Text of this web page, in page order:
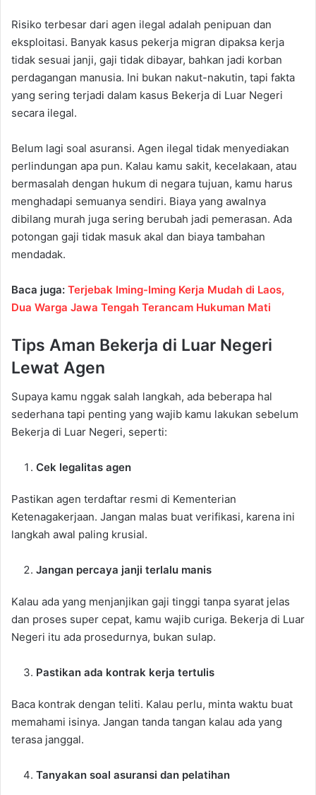
Risiko terbesar dari agen ilegal adalah penipuan dan
eksploitasi. Banyak kasus pekerja migran dipaksa kerja
tidak sesuai janji, gaji tidak dibayar, bahkan jadi korban
perdagangan manusia. Ini bukan nakut-nakutin, tapi fakta
yang sering terjadi dalam kasus Bekerja di Luar Negeri
secara ilegal.
Belum lagi soal asuransi. Agen ilegal tidak menyediakan
perlindungan apa pun. Kalau kamu sakit, kecelakaan, atau
bermasalah dengan hukum di negara tujuan, kamu harus
menghadapi semuanya sendiri. Biaya yang awalnya
dibilang murah juga sering berubah jadi pemerasan. Ada
potongan gaji tidak masuk akal dan biaya tambahan
mendadak.
Baca juga: Terjebak Iming-Iming Kerja Mudah di Laos,
Dua Warga Jawa Tengah Terancam Hukuman Mati
Tips Aman Bekerja di Luar Negeri
Lewat Agen
Supaya kamu nggak salah langkah, ada beberapa hal
sederhana tapi penting yang wajib kamu lakukan sebelum
Bekerja di Luar Negeri, seperti:
Cek legalitas agen
Pastikan agen terdaftar resmi di Kementerian
Ketenagakerjaan. Jangan malas buat verifikasi, karena ini
langkah awal paling krusial.
Jangan percaya janji terlalu manis
Kalau ada yang menjanjikan gaji tinggi tanpa syarat jelas
dan proses super cepat, kamu wajib curiga. Bekerja di Luar
Negeri itu ada prosedurnya, bukan sulap.
Pastikan ada kontrak kerja tertulis
Baca kontrak dengan teliti. Kalau perlu, minta waktu buat
memahami isinya. Jangan tanda tangan kalau ada yang
terasa janggal.
Tanyakan soal asuransi dan pelatihan